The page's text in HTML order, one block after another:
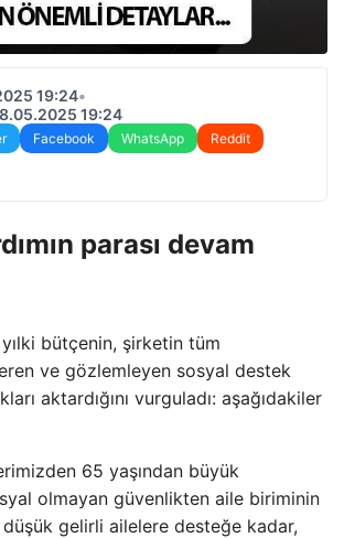
19:24•
19:24
Facebook WhatsApp
Reddit
parası devam
bütçenin, şirketin tüm
ve gözlemleyen sosyal destek
aktardığını vurguladı: aşağıdakiler
65 yaşından büyük
olmayan güvenlikten aile biriminin
düşük gelirli ailelere desteğe kadar,